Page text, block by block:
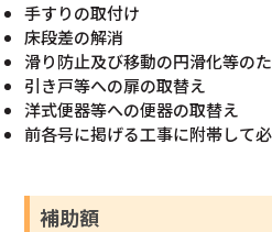
手すりの取付け
床段差の解消
滑り防止及び移動の円滑化等の
引き戸等への扉の取替え
洋式便器等への便器の取替え
前各号に掲げる工事に附帯して
補助額